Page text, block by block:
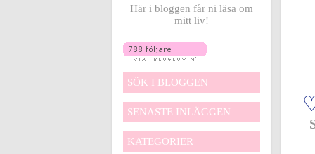
Här i bloggen får ni läsa om
mitt liv!
SÖK I BLOGGEN
SENASTE INLÄGGEN
KATEGORIER